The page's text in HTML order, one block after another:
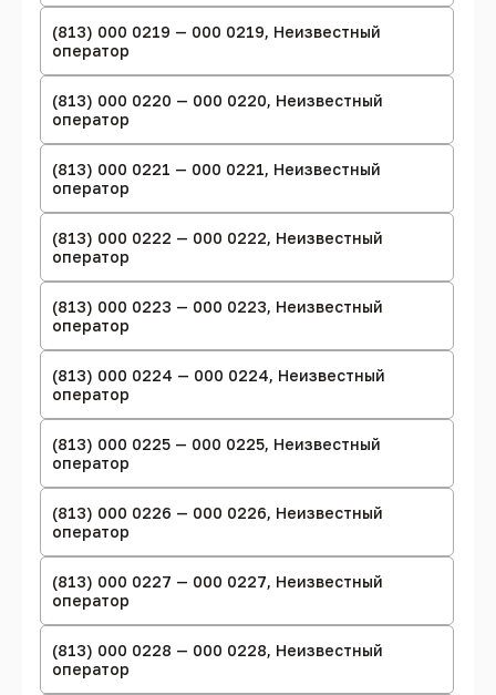
(813) 000 0219 — 000 0219, Неизвестный
оператор
(813) 000 0220 — 000 0220, Неизвестный
оператор
(813) 000 0221 — 000 0221, Неизвестный
оператор
(813) 000 0222 — 000 0222, Неизвестный
оператор
(813) 000 0223 — 000 0223, Неизвестный
оператор
(813) 000 0224 — 000 0224, Неизвестный
оператор
(813) 000 0225 — 000 0225, Неизвестный
оператор
(813) 000 0226 — 000 0226, Неизвестный
оператор
(813) 000 0227 — 000 0227, Неизвестный
оператор
(813) 000 0228 — 000 0228, Неизвестный
оператор